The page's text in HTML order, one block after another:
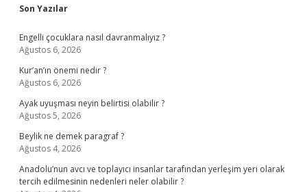
Sidebar
Son Yazılar
Engelli çocuklara nasıl davranmalıyız ?
Ağustos 6, 2026
Kur’an’ın önemi nedir ?
Ağustos 6, 2026
Ayak uyuşması neyin belirtisi olabilir ?
Ağustos 5, 2026
Beylik ne demek paragraf ?
Ağustos 4, 2026
Anadolu’nun avcı ve toplayıcı insanlar tarafından yerleşim yeri olarak
tercih edilmesinin nedenleri neler olabilir ?